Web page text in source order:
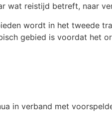
wat reistijd betreft, naar
wordt in het tweede
gebied is voordat het
in verband met